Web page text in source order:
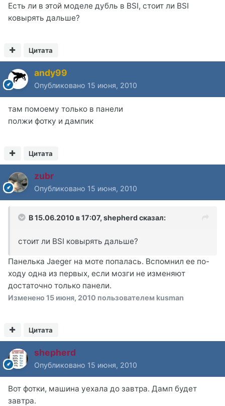
Есть ли в этой моделе дубль в BSI, стоит ли BSI
ковырять дальше?
Цитата
andy99
Опубликовано 15 июня, 2010
там помоему только в панели
полжи фотку и дампик
Цитата
zubr
Опубликовано 15 июня, 2010
В 15.06.2010 в 17:07, shepherd сказал:
стоит ли BSI ковырять дальше?
Панелька Jaeger на моте попалась. Вспомнил ее по-
ходу одна из первых, если мозги не изменяют
достаточно только панели.
Изменено 15 июня, 2010 пользователем kusman
Цитата
shepherd
Опубликовано 15 июня, 2010
Вот фотки, машина уехала до завтра. Дамп будет
завтра.